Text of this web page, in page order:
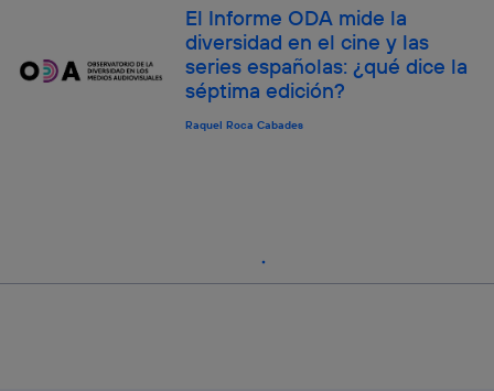
El Informe ODA mide la
diversidad en el cine y las
series españolas: ¿qué dice la
séptima edición?
Raquel Roca Cabades